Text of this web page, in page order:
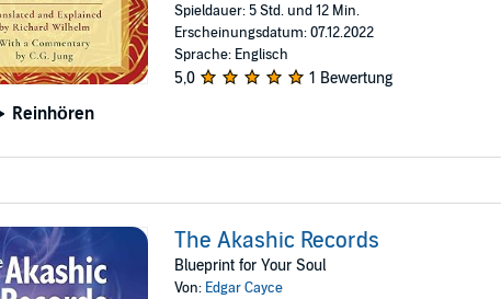
Reinhören
Spieldauer: 5 Std. und 12 Min.
Erscheinungsdatum: 07.12.2022
Sprache: Englisch
5,0 1 Bewertung
The Akashic Records
Blueprint for Your Soul
Von: Edgar Cayce